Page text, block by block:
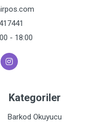
- 18:00
Kategoriler
Barkod Okuyucu